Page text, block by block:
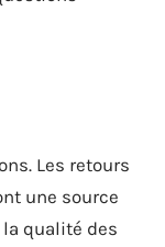
Les retours
une source
qualité des